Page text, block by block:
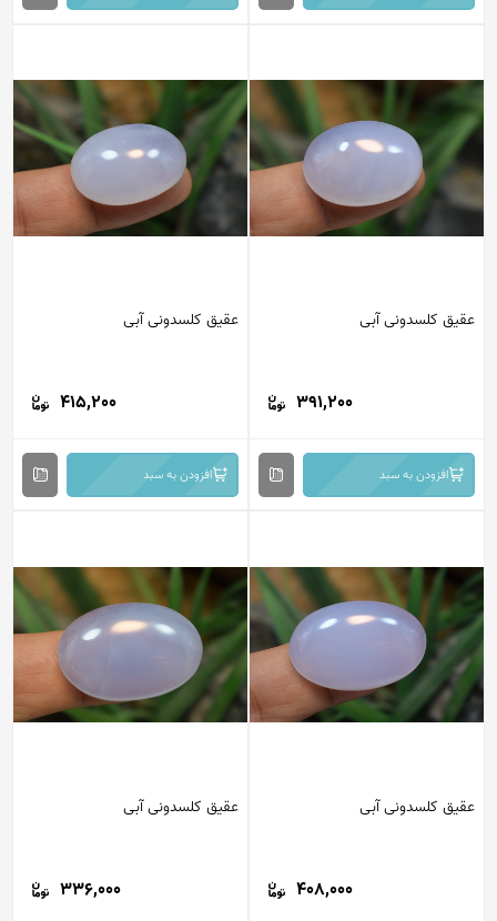
عقیق کلسدونی آبی
391,200
افزودن به سبد
عقیق کلسدونی آبی
415,200
افزودن به سبد
عقیق کلسدونی آبی
408,000
عقیق کلسدونی آبی
336,000